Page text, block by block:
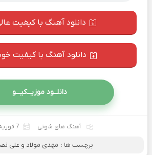
دانلود آهنگ با کیفیت عالی
دانلود آهنگ با کیفیت خوب
دانلــود موزیــکیـــو
آهنگ های شوتی 7 فوریه 2024
برچسب ها : مهدی مولاد و علی